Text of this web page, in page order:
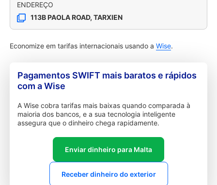
ENDEREÇO
113B PAOLA ROAD, TARXIEN
Economize em tarifas internacionais usando a Wise.
Pagamentos SWIFT mais baratos e rápidos
com a Wise
A Wise cobra tarifas mais baixas quando comparada à
maioria dos bancos, e a sua tecnologia inteligente
assegura que o dinheiro chega rapidamente.
Enviar dinheiro para Malta
Receber dinheiro do exterior